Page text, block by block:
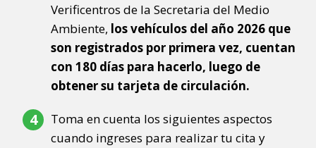
Verificentros de la Secretaria del Medio
Ambiente, los vehículos del año 2026 que
son registrados por primera vez, cuentan
con 180 días para hacerlo, luego de
obtener su tarjeta de circulación.
Toma en cuenta los siguientes aspectos
cuando ingreses para realizar tu cita y